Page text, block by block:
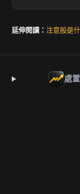
延伸閱讀： 注意股是
處